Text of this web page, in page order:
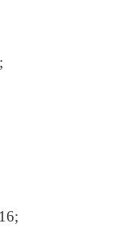
;
;